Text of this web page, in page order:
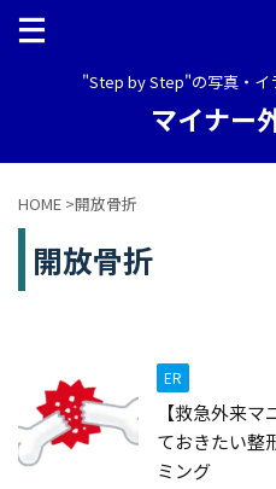
"Step by Step"の写真・
マイナー
HOME >開放骨折
開放骨折
ER
【救急外来
ておきたい整
ミング